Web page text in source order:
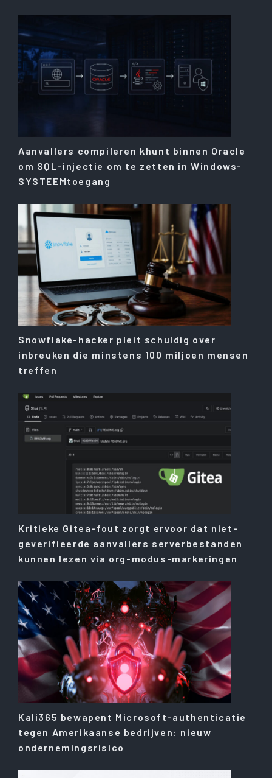
Aanvallers compileren khunt binnen Oracle
om SQL-injectie om te zetten in Windows-
SYSTEEMtoegang
Snowflake-hacker pleit schuldig over
inbreuken die minstens 100 miljoen mensen
treffen
Kritieke Gitea-fout zorgt ervoor dat niet-
geverifieerde aanvallers serverbestanden
kunnen lezen via org-modus-markeringen
Kali365 bewapent Microsoft-authenticatie
tegen Amerikaanse bedrijven: nieuw
ondernemingsrisico